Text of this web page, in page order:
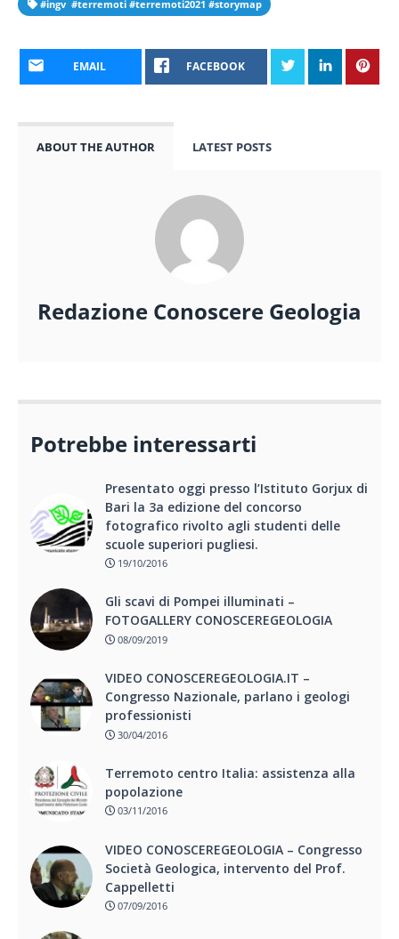
#ingv #terremoti #terremoti2021 #storymap
EMAIL FACEBOOK
ABOUT THE AUTHOR LATEST POSTS
Redazione Conoscere Geologia
Potrebbe interessarti
Presentato oggi presso l’Istituto Gorjux di
Bari la 3a edizione del concorso
fotografico rivolto agli studenti delle
scuole superiori pugliesi.
19/10/2016
Gli scavi di Pompei illuminati –
FOTOGALLERY CONOSCEREGEOLOGIA
08/09/2019
VIDEO CONOSCEREGEOLOGIA.IT –
Congresso Nazionale, parlano i geologi
professionisti
30/04/2016
Terremoto centro Italia: assistenza alla
popolazione
03/11/2016
VIDEO CONOSCEREGEOLOGIA – Congresso
Società Geologica, intervento del Prof.
Cappelletti
07/09/2016